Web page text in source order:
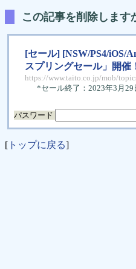
この記事を削除します
[セール] [NSW/PS4/iOS/
スプリングセール」開催
https://www.taito.co.jp/mob/
*セール終了：2023年3月29
パスワード
[ トップに戻る]